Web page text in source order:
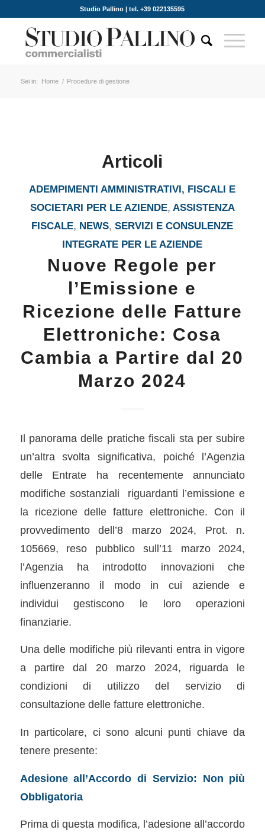
Studio Pallino | tel. +39 022135595
Sei in: Home / Procedure di gestione
Articoli
ADEMPIMENTI AMMINISTRATIVI, FISCALI E
SOCIETARI PER LE AZIENDE, ASSISTENZA
FISCALE, NEWS,SERVIZI E CONSULENZE
INTEGRATE PER LE AZIENDE
Nuove Regole per
l’Emissione e
Ricezione delle Fatture
Elettroniche: Cosa
Cambia a Partire dal 20
Marzo 2024
Il panorama delle pratiche fiscali sta per subire
un’altra svolta significativa, poiché l’Agenzia
delle Entrate ha recentemente annunciato
modifiche sostanziali riguardanti l’emissione e
la ricezione delle fatture elettroniche. Con il
provvedimento dell’8 marzo 2024, Prot. n.
105669, reso pubblico sull’11 marzo 2024,
l’Agenzia ha introdotto innovazioni che
influenzeranno il modo in cui aziende e
individui gestiscono le loro operazioni
finanziarie.
Una delle modifiche più rilevanti entra in vigore
a partire dal 20 marzo 2024, riguarda le
condizioni di utilizzo del servizio di
consultazione delle fatture elettroniche.
In particolare, ci sono alcuni punti chiave da
tenere presente:
Adesione all’Accordo di Servizio: Non più
Obbligatoria
Prima di questa modifica, l’adesione all’accordo